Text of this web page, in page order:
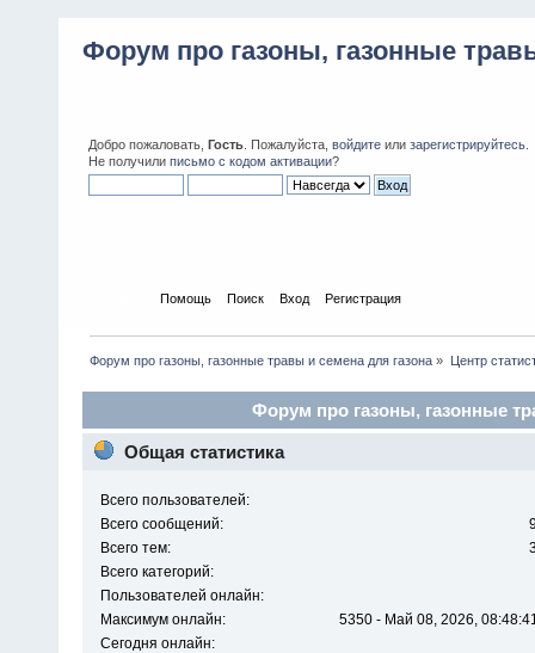
Форум про газоны, газонные
Добро пожаловать, Гость . Пожалуйста, войдите или зарегистрируйтесь
Не получили письмо с кодом активации?
Помощь Поиск Вход Регистрация
Форум про газоны, газонные травы и семена для газона » Центр
Форум про газоны, газонные
Общая статистика
Всего пользователей:
Всего сообщений:
Всего тем:
Всего категорий:
Пользователей онлайн:
Максимум онлайн:
5350 - Май 08, 2026,
Сегодня онлайн: